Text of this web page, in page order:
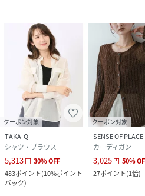
ご了承ください。
※商品の色味の目安は、商品単体
▼お気に入り登録のおすすめ▼
お気に入り登録された商品は、
報や在庫状況の確認が可能です。
お買い物リストの管理にぜひご利
素材感
透け感 : あり
クーポン対象
TAKA-Q
シャツ・ブラウス
5,313円 30%OFF
483ポイント(10%ポイント
バック)
クーポン対象
SENSE OF PLACE
カーディガン
3,025円 50%
27ポイント(1倍)